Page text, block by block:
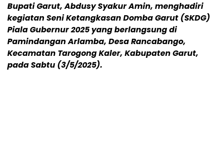
Bupati Garut, Abdusy Syakur Amin, menghadiri
kegiatan Seni Ketangkasan Domba Garut (SKDG)
Piala Gubernur 2025 yang berlangsung di
Pamindangan Arlamba, Desa Rancabango,
Kecamatan Tarogong Kaler, Kabupaten Garut,
pada Sabtu (3/5/2025).